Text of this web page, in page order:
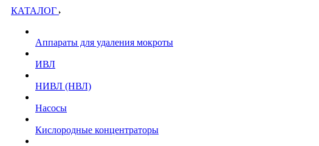
КАТАЛОГ
Аппараты для удаления мокроты
ИВЛ
НИВЛ (НВЛ)
Насосы
Кислородные концентраторы